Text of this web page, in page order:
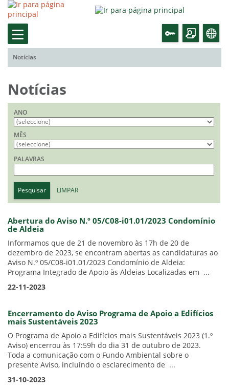
Notícias
Notícias
ANO
MÊS
PALAVRAS
Pesquisar LIMPAR
Abertura do Aviso N.º 05/C08-i01.01/2023 Condomínio
de Aldeia
Informamos que de 21 de novembro às 17h de 20 de
dezembro de 2023, se encontram abertas as candidaturas ao
Aviso N.º 05/C08-i01.01/2023 Condomínio de Aldeia:
Programa Integrado de Apoio às Aldeias Localizadas em ...
22-11-2023
Encerramento do Aviso Programa de Apoio a Edifícios
mais Sustentáveis 2023
O Programa de Apoio a Edifícios mais Sustentáveis 2023 (1.º
Aviso) encerrou às 17:59h do dia 31 de outubro de 2023.
Toda a comunicação com o Fundo Ambiental sobre o
presente Aviso, incluindo o esclarecimento de ...
31-10-2023